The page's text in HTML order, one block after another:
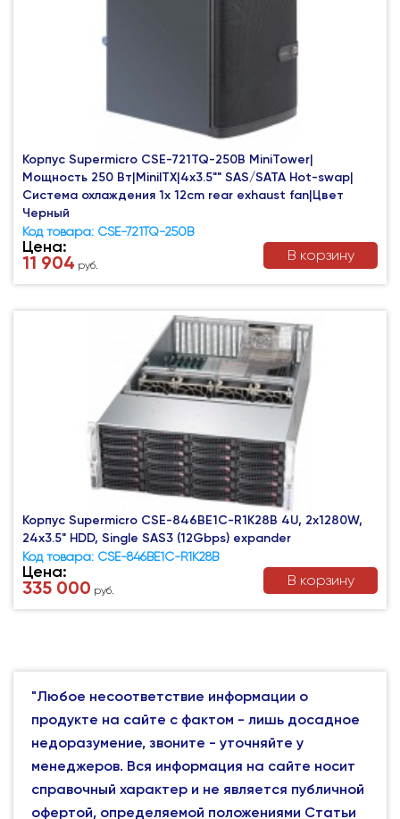
Корпус Supermicro CSE-721TQ-250B MiniTower|
Мощность 250 Вт|MiniITX|4x3.5"" SAS/SATA Hot-swap|
Система охлаждения 1x 12cm rear exhaust fan|Цвет
Черный
Код товара: CSE-721TQ-250B
Цена:
11 904 руб.
В корзину
Корпус Supermicro CSE-846BE1C-R1K28B 4U, 2x1280W,
24x3.5" HDD, Single SAS3 (12Gbps) expander
Код товара: CSE-846BE1C-R1K28B
Цена:
335 000 руб.
В корзину
"Любое несоответствие информации о
продукте на сайте с фактом - лишь досадное
недоразумение, звоните - уточняйте у
менеджеров. Вся информация на сайте носит
справочный характер и не является публичной
офертой, определяемой положениями Статьи